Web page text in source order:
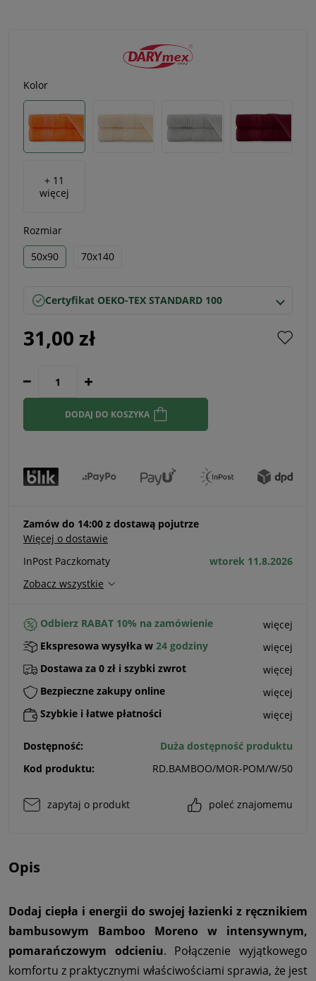
Kolor
+ 11
więcej
Rozmiar
50x90
70x140
Certyfikat OEKO-TEX STANDARD 100
31,00 zł
DODAJ DO KOSZYKA
Zamów do 14:00 z dostawą pojutrze
Więcej o dostawie
InPost Paczkomaty
wtorek 11.8.2026
Zobacz wszystkie
Odbierz RABAT 10% na zamówienie
więcej
Ekspresowa wysyłka w 24 godziny
więcej
Dostawa za 0 zł i szybki zwrot
więcej
Bezpieczne zakupy online
więcej
Szybkie i łatwe płatności
więcej
Dostępność:
Duża dostępność produktu
Kod produktu:
RD.BAMBOO/MOR-POM/W/50
zapytaj o produkt poleć znajomemu
Opis
Dodaj ciepła i energii do swojej łazienki z ręcznikiem
bambusowym Bamboo Moreno w intensywnym,
pomarańczowym odcieniu. Połączenie wyjątkowego
komfortu z praktycznymi właściwościami sprawia, że jest